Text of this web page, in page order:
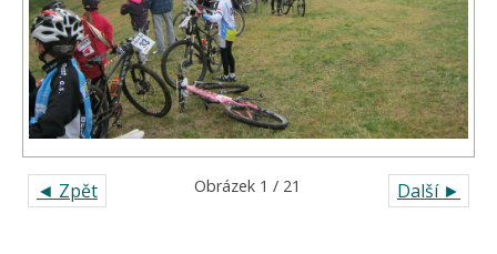
◄ Zpět Další ►
Obrázek 1 / 21